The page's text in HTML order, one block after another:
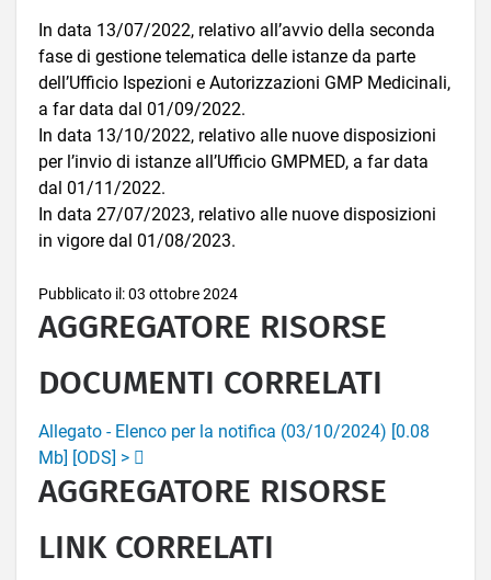
In data 13/07/2022, relativo all’avvio della seconda
fase di gestione telematica delle istanze da parte
dell’Ufficio Ispezioni e Autorizzazioni GMP Medicinali,
a far data dal 01/09/2022.
In data 13/10/2022, relativo alle nuove disposizioni
per l’invio di istanze all’Ufficio GMPMED, a far data
dal 01/11/2022.
In data 27/07/2023, relativo alle nuove disposizioni
in vigore dal 01/08/2023.
Pubblicato il: 03 ottobre 2024
AGGREGATORE RISORSE
DOCUMENTI CORRELATI
Allegato - Elenco per la notifica (03/10/2024) [0.08
Mb] [ODS] >
AGGREGATORE RISORSE
LINK CORRELATI